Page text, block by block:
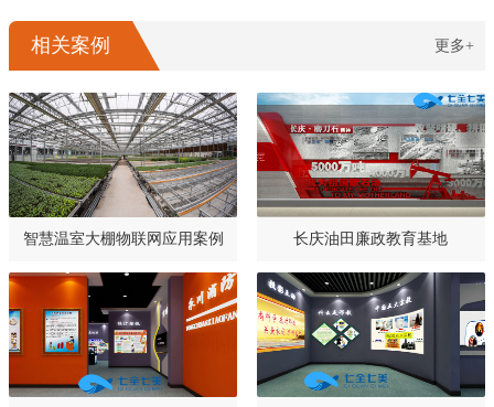
相关案例 更多+
智慧温室大棚物联网应用案例 长庆油田廉政教育基地